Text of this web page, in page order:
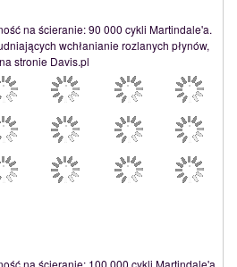
na ścieranie: 90 000 cykli Martindale'a.
wchłanianie rozlanych płynów,
stronie Davis.pl
na ścieranie: 100 000 cykli Martindale'a.